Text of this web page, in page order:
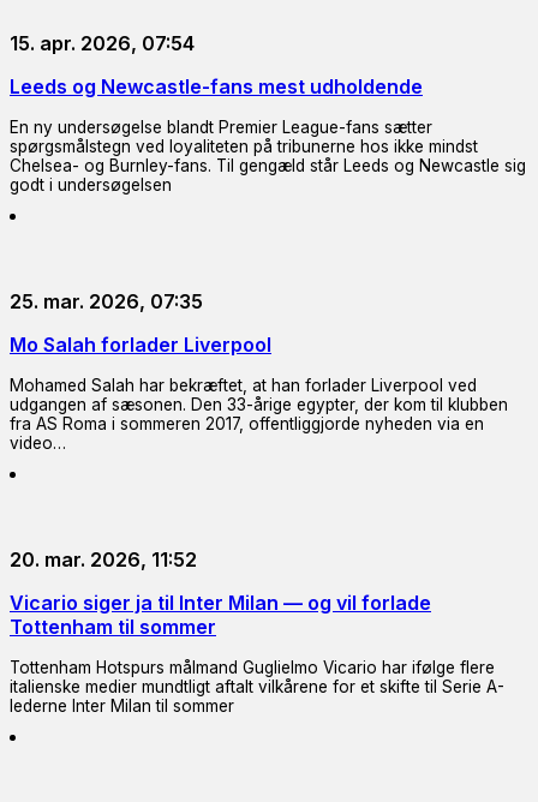
15. apr. 2026, 07:54
Leeds og Newcastle-fans mest udholdende
En ny undersøgelse blandt Premier League-fans sætter
spørgsmålstegn ved loyaliteten på tribunerne hos ikke mindst
Chelsea- og Burnley-fans. Til gengæld står Leeds og Newcastle sig
godt i undersøgelsen
25. mar. 2026, 07:35
Mo Salah forlader Liverpool
Mohamed Salah har bekræftet, at han forlader Liverpool ved
udgangen af sæsonen. Den 33-årige egypter, der kom til klubben
fra AS Roma i sommeren 2017, offentliggjorde nyheden via en
video…
20. mar. 2026, 11:52
Vicario siger ja til Inter Milan — og vil forlade
Tottenham til sommer
Tottenham Hotspurs målmand Guglielmo Vicario har ifølge flere
italienske medier mundtligt aftalt vilkårene for et skifte til Serie A-
lederne Inter Milan til sommer